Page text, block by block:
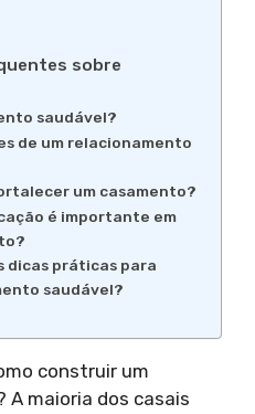
sobre
saudável?
de um relacionamento
um casamento?
é importante em
dicas práticas para
saudável?
construir um
A maioria dos casais